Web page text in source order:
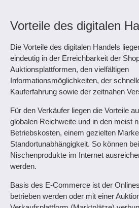
Vorteile des digitalen
Die Vorteile des digitalen Handels
eindeutig in der Erreichbarkeit der
Auktionsplattformen, den vielfältigen
Informationsmöglichkeiten, der
Kauferfahrung sowie der zeitnahen
Für den Verkäufer liegen die Vorteile
globalen Reichweite und in den meist
Betriebskosten, einem gezielten
Standortunabhängigkeit. So können
Nischenprodukte im Internet
werden.
Basis des E-Commerce ist der
betrieben werden oder mit einer